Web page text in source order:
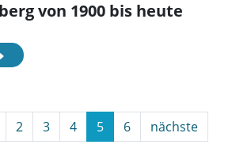
von 1900 bis heute
2 3 4 5 6 nächste